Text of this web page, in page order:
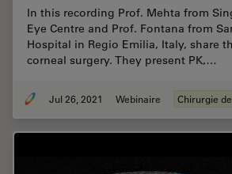
In this recording Prof. Mehta from
Eye Centre and Prof. Fontana from
Hospital in Regio Emilia, Italy, share
corneal surgery. They present PK,…
Jul 26, 2021 Webinaire Chirurgie